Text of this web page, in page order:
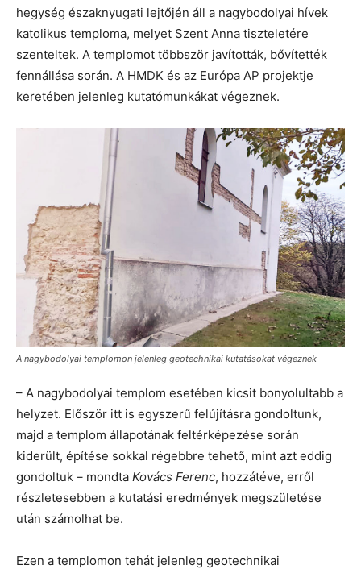
hegység északnyugati lejtőjén áll a nagybodolyai hívek
katolikus temploma, melyet Szent Anna tiszteletére
szenteltek. A templomot többször javították, bővítették
fennállása során. A HMDK és az Európa AP projektje
keretében jelenleg kutatómunkákat végeznek.
A nagybodolyai templomon jelenleg geotechnikai kutatásokat végeznek
– A nagybodolyai templom esetében kicsit bonyolultabb a
helyzet. Először itt is egyszerű felújításra gondoltunk,
majd a templom állapotának feltérképezése során
kiderült, építése sokkal régebbre tehető, mint azt eddig
gondoltuk – mondta Kovács Ferenc, hozzátéve, erről
részletesebben a kutatási eredmények megszületése
után számolhat be.
Ezen a templomon tehát jelenleg geotechnikai